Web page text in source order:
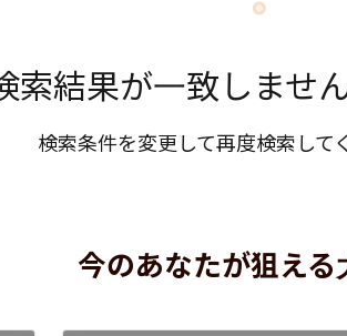
索結果が一致しませ
検索条件を変更して再度検索して
今のあなたが狙える